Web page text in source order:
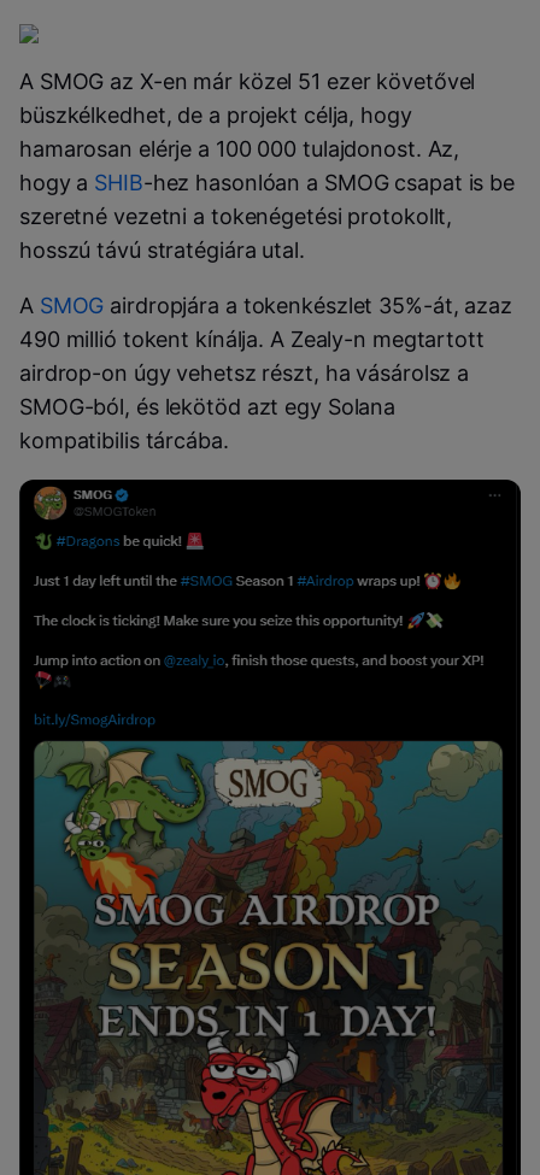
A SMOG az X-en már közel 51 ezer követővel
büszkélkedhet, de a projekt célja, hogy
hamarosan elérje a 100 000 tulajdonost. Az,
hogy a SHIB-hez hasonlóan a SMOG csapat is be
szeretné vezetni a tokenégetési protokollt,
hosszú távú stratégiára utal.
A SMOG airdropjára a tokenkészlet 35%-át, azaz
490 millió tokent kínálja. A Zealy-n megtartott
airdrop-on úgy vehetsz részt, ha vásárolsz a
SMOG-ból, és lekötöd azt egy Solana
kompatibilis tárcába.